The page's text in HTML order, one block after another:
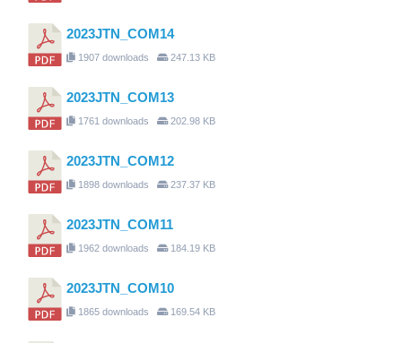
2023JTN_COM14
1907 downloads 247.13 KB
2023JTN_COM13
1761 downloads 202.98 KB
2023JTN_COM12
1898 downloads 237.37 KB
2023JTN_COM11
1962 downloads 184.19 KB
2023JTN_COM10
1865 downloads 169.54 KB